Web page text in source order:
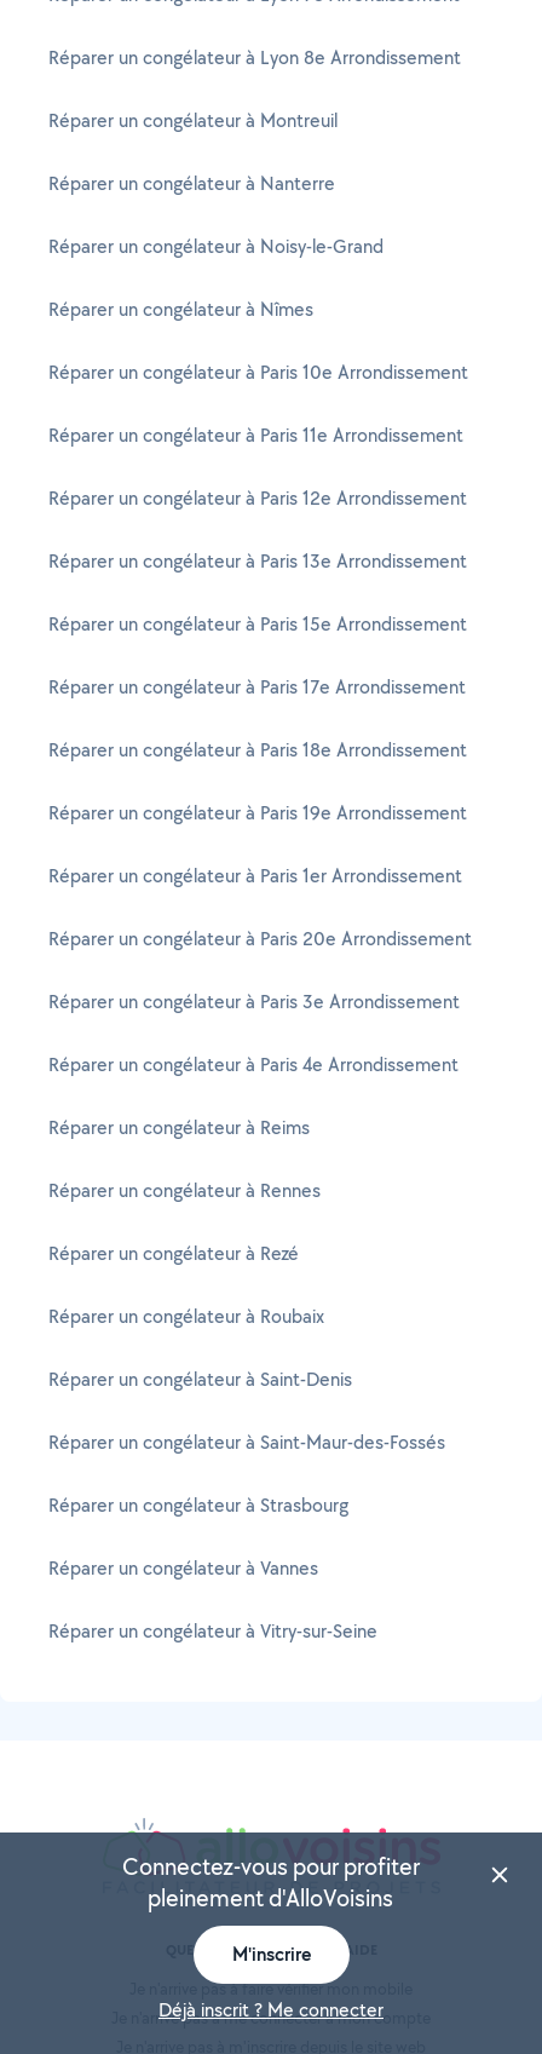
Réparer un congélateur à Lyon 8e Arrondissement
Réparer un congélateur à Montreuil
Réparer un congélateur à Nanterre
Réparer un congélateur à Noisy-le-Grand
Réparer un congélateur à Nîmes
Réparer un congélateur à Paris 10e Arrondissement
Réparer un congélateur à Paris 11e Arrondissement
Réparer un congélateur à Paris 12e Arrondissement
Réparer un congélateur à Paris 13e Arrondissement
Réparer un congélateur à Paris 15e Arrondissement
Réparer un congélateur à Paris 17e Arrondissement
Réparer un congélateur à Paris 18e Arrondissement
Réparer un congélateur à Paris 19e Arrondissement
Réparer un congélateur à Paris 1er Arrondissement
Réparer un congélateur à Paris 20e Arrondissement
Réparer un congélateur à Paris 3e Arrondissement
Réparer un congélateur à Paris 4e Arrondissement
Réparer un congélateur à Reims
Réparer un congélateur à Rennes
Réparer un congélateur à Rezé
Réparer un congélateur à Roubaix
Réparer un congélateur à Saint-Denis
Réparer un congélateur à Saint-Maur-des-Fossés
Réparer un congélateur à Strasbourg
Réparer un congélateur à Vannes
Réparer un congélateur à Vitry-sur-Seine
QUESTIONS FRÉQUENTES / AIDE
Je n'arrive pas à faire vérifier mon mobile
Je n'arrive pas à me connecter à mon compte
Connectez-vous pour profiter
pleinement d'AlloVoisins
M'inscrire
Déjà inscrit ? Me connecter